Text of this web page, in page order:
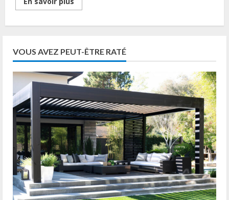
more
5
solutions
pour
une
metamorphose
VOUS AVEZ PEUT-ÊTRE RATÉ